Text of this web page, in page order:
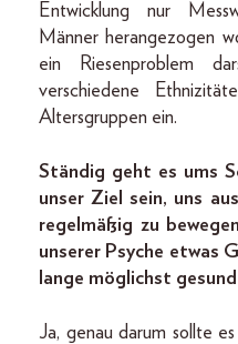
Entwicklung nur
Männer herangezogen
ein Riesenproblem
verschiedene
Altersgruppen ein.
Ständig geht es ums
unser Ziel sein, uns
regelmäßig zu
unserer Psyche etwas
lange möglichst
Ja, genau darum sollte